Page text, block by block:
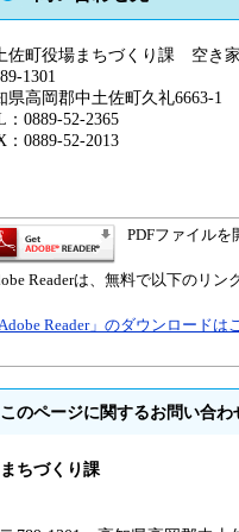
佐町役場まちづくり課 空き
1301
県高岡郡中土佐町久礼6663-1
：0889-52-2365
：0889-52-2013
PDFファイルを
Readerは、無料で以下のリン
Adobe Reader」のダウンロードは
このページに関するお問い合わ
まちづくり課